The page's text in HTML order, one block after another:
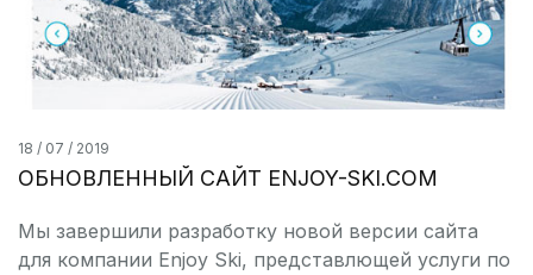
18 / 07 / 2019
ОБНОВЛЕННЫЙ САЙТ ENJOY-SKI.COM
Мы завершили разработку новой версии сайта
для компании Enjoy Ski, представлющей услуги по